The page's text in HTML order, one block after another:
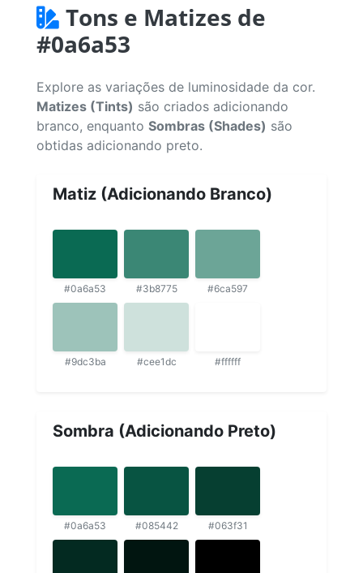
Tons e Matizes de
#0a6a53
Explore as variações de luminosidade da cor.
Matizes (Tints) são criados adicionando
branco, enquanto Sombras (Shades) são
obtidas adicionando preto.
Matiz (Adicionando Branco)
#0a6a53 #3b8775 #6ca597
#9dc3ba #cee1dc #ffffff
Sombra (Adicionando Preto)
#0a6a53 #085442 #063f31